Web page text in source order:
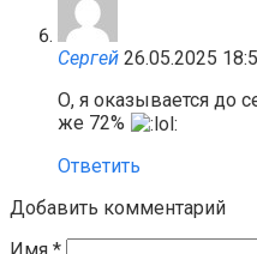
Сергей 26.05.2025
О, я оказывается до
же 72%
Ответить
Добавить комментарий